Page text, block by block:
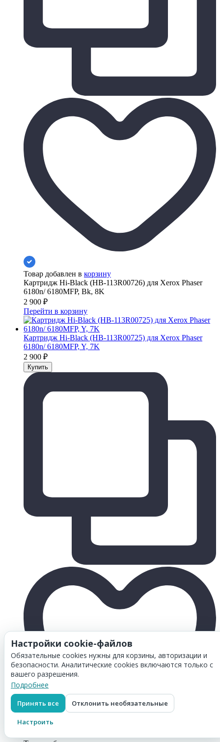
Товар добавлен в корзину
Картридж Hi-Black (HB-113R00726) для Xerox Phaser
6180n/ 6180MFP, Bk, 8K
2 900 ₽
Перейти в корзину
Картридж Hi-Black (HB-113R00725) для Xerox Phaser
6180n/ 6180MFP, Y, 7K
2 900 ₽
Настройки cookie-файлов
Обязательные cookies нужны для корзины, авторизации и
безопасности. Аналитические cookies включаются только с
вашего разрешения.
Подробнее
Принять все Отклонить необязательные
Настроить